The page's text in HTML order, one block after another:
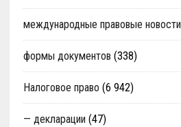
международные правовые новости
формы документов (338)
Налоговое право (6 942)
— декларации (47)